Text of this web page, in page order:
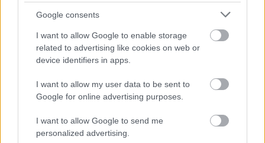
Google consents
I want to allow Google to enable storage
related to advertising like cookies on web or
device identifiers in apps.
I want to allow my user data to be sent to
Google for online advertising purposes.
I want to allow Google to send me
personalized advertising.
španielska odpoveď na
udržateľnosť
Môj dom
Pôsobí ako nedobytná
Majitelia si zvolili voľnosť a